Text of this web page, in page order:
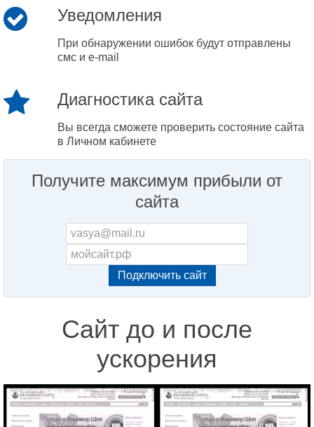
Уведомления
При обнаружении ошибок будут отправлены
смс и e-mail
Диагностика сайта
Вы всегда сможете проверить состояние сайта
в Личном кабинете
Получите максимум прибыли от
сайта
Сайт до и после
ускорения